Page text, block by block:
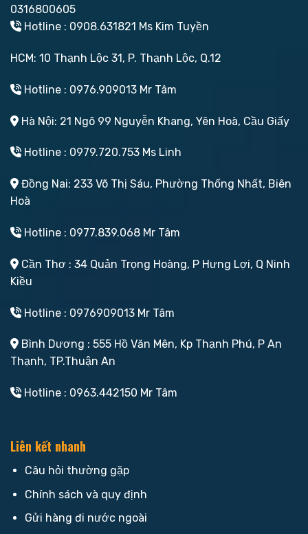
0316800605
Hotline : 0908.631821 Ms Kim Tuyền
HCM: 10 Thạnh Lộc 31, P. Thạnh Lộc, Q.12
Hotline : 0976.909013 Mr Tâm
Hà Nội: 21 Ngõ 99 Nguyễn Khang, Yên Hoà, Cầu Giấy
Hotline : 0979.720.753 Ms Linh
Đồng Nai: 233 Võ Thị Sáu, Phường Thống Nhất, Biên
Hoà
Hotline : 0977.839.068 Mr Tâm
Cần Thơ : 34 Quản Trọng Hoàng, P Hưng Lợi, Q Ninh
Kiều
Hotline : 0976909013 Mr Tâm
Bình Dương : 555 Hồ Văn Mên, Kp Thạnh Phú, P An
Thạnh, TP.Thuận An
Hotline : 0963.442150 Mr Tâm
Liên kết nhanh
Câu hỏi thường gặp
Chính sách và quy định
Gửi hàng đi nước ngoài